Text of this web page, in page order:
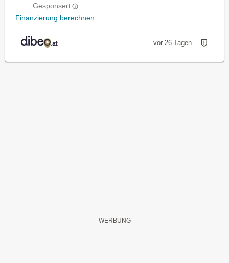
Gesponsert
Finanzierung berechnen
vor 26 Tagen